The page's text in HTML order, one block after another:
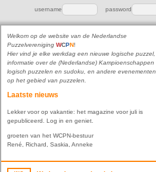
username password
Welkom op de website van de Nederlandse
Puzzelvereniging WCPN!
Hier vind je elke werkdag een nieuwe logische puzzel,
informatie over de (Nederlandse) Kampioenschappen
logisch puzzelen en sudoku, en andere evenementen
op het gebied van puzzelen.
Laatste nieuws
Lekker voor op vakantie: het magazine voor juli is
gepubliceerd. Log in en geniet.
groeten van het WCPN-bestuur
René, Richard, Saskia, Anneke